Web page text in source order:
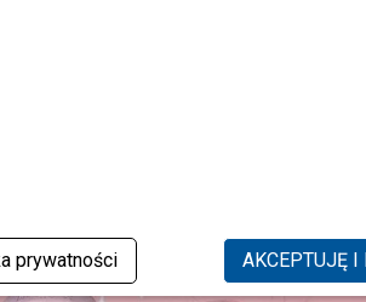
prywatności AKCEPTUJĘ I
SK:, , fot. Niemiec/AKPA